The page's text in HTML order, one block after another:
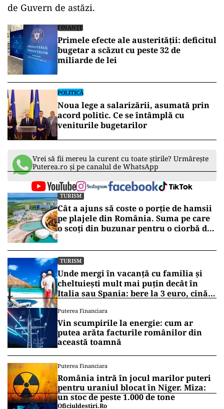
de Guvern de astăzi.
FINANȚE
Primele efecte ale austerității: deficitul
bugetar a scăzut cu peste 32 de
miliarde de lei
POLITICĂ
Noua lege a salarizării, asumată prin
acord politic. Ce se întâmplă cu
veniturile bugetarilor
Vrei să fii mereu la curent cu toate știrile? Urmărește
Puterea.ro și pe canalul de WhatsApp
TURISM
Cât a ajuns să coste o porție de hamsii
pe plajele din România. Suma pe care
o scoți din buzunar pentru o ciorbă de
Nord
TURISM
Unde mergi în vacanță cu familia și
cheltuiești mult mai puțin decât în
Italia sau Spania: bere la 3 euro, cină
Puterea Financiara
Vin scumpirile la energie: cum ar
putea arăta facturile românilor din
această toamnă
Puterea Financiara
România intră în jocul marilor puteri
pentru uraniul blocat în Niger. Miza:
un stoc de peste 1.000 de tone
Oficiuldestiri.ro